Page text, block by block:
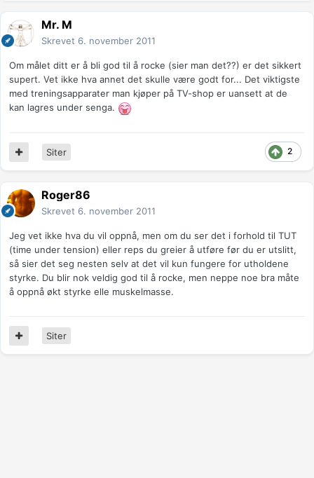
Mr. M
Skrevet 6. november 2011
Om målet ditt er å bli god til å rocke (sier man det??) er det sikkert
supert. Vet ikke hva annet det skulle være godt for... Det viktigste
med treningsapparater man kjøper på TV-shop er uansett at de
kan lagres under senga.
2
Siter
Roger86
Skrevet 6. november 2011
Jeg vet ikke hva du vil oppnå, men om du ser det i forhold til TUT
(time under tension) eller reps du greier å utføre før du er utslitt,
så sier det seg nesten selv at det vil kun fungere for utholdene
styrke. Du blir nok veldig god til å rocke, men neppe noe bra måte
å oppnå økt styrke elle muskelmasse.
Siter